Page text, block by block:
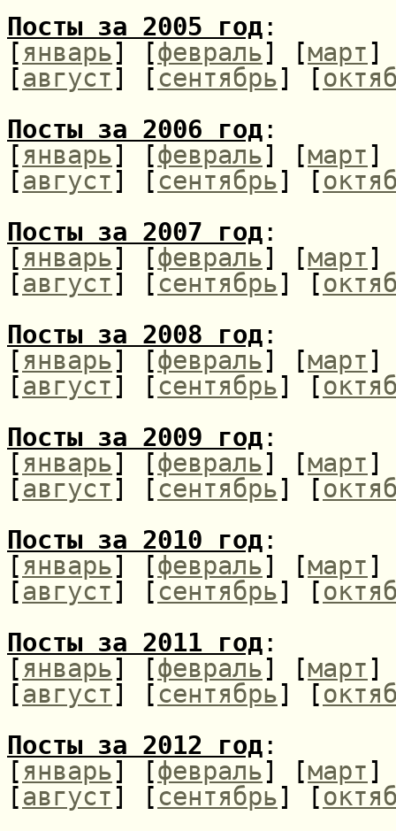
Посты за 2005 год :
[январь] [февраль] [март]
[август] [сентябрь] [
Посты за 2006 год :
[январь] [февраль] [март]
[август] [сентябрь] [
Посты за 2007 год :
[январь] [февраль] [март]
[август] [сентябрь] [
Посты за 2008 год :
[январь] [февраль] [март]
[август] [сентябрь] [
Посты за 2009 год :
[январь] [февраль] [март]
[август] [сентябрь] [
Посты за 2010 год :
[январь] [февраль] [март]
[август] [сентябрь] [
Посты за 2011 год :
[январь] [февраль] [март]
[август] [сентябрь] [
Посты за 2012 год :
[январь] [февраль] [март]
[август] [сентябрь] [